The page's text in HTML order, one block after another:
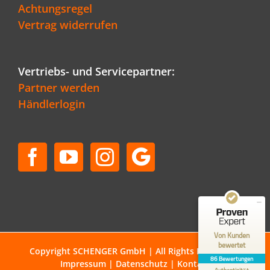
Achtungsregel
Vertrag widerrufen
Vertriebs- und Servicepartner:
Partner werden
Händlerlogin
Copyright SCHENGER GmbH | All Rights Reserved |
Impressum| Datenschutz| Kontakt
Von Kunden
bewertet
86 Bewertungen
SEHR GUT
50
Bewertungen auf
ProvenExpert.com
Blick aufs ProvenExpert-Profil werfen